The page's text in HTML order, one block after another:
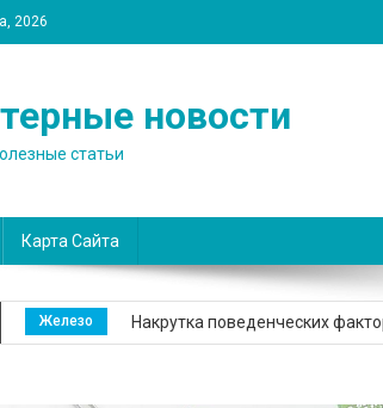
2026
новости
статьи
Карта Сайта
Железо Тонкая кухня поведенческих
Железо Накрутка поведенческих